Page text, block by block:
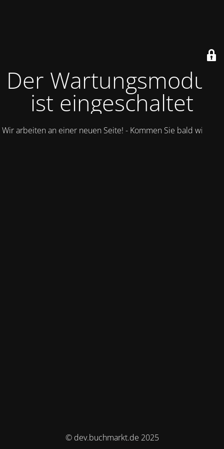
Der Wartungsmodus
ist eingeschaltet
Wir arbeiten an einer neuen Seite! - Kommen Sie bald wieder.
© dev.buchmarkt.de 2025